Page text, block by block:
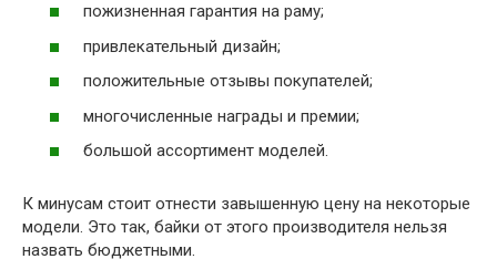
пожизненная гарантия на раму;
привлекательный дизайн;
положительные отзывы покупателей;
многочисленные награды и премии;
большой ассортимент моделей.
К минусам стоит отнести завышенную цену на некоторые
модели. Это так, байки от этого производителя нельзя
назвать бюджетными.